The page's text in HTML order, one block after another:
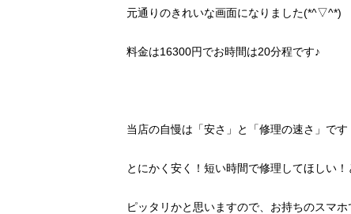
元通りのきれいな画面になりました(*^▽^*)
料金は16300円でお時間は20分程です♪
当店の自慢は「安さ」と「修理の速さ」です
とにかく安く！短い時間で修理してほしい
ピッタリかと思いますので、お持ちのスマ